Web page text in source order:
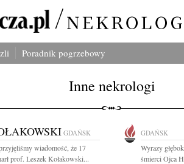
Poradnik pogrzebowy
Inne nekrologi
GDAŃSK
wiadomość, że 17
prof. Leszek Kołakowski...
GDAŃSK
Wyrazy
śmierci Ojca